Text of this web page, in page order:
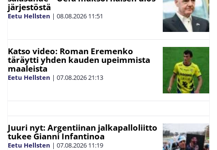
järjestöstä
Eetu Hellsten | 08.08.2026 11:51
Katso video: Roman Eremenko
täräytti yhden kauden upeimmista
maaleista
Eetu Hellsten | 07.08.202621:13
Juuri nyt: Argentiinan jalkapalloliitto
tukee Gianni Infantinoa
Eetu Hellsten | 07.08.2026 11:19